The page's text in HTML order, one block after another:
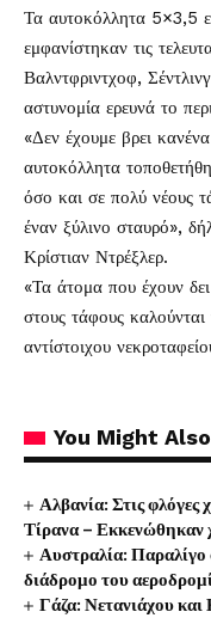
Τα αυτοκόλλητα 5×3,5
εμφανίστηκαν τις
Βαλντφριντχοφ,
αστυνομία ερευνά το
«Δεν έχουμε βρει
αυτοκόλλητα
όσο και σε πολύ νέους
έναν ξύλινο σταυρό»,
Κρίστιαν Ντρέξλερ.
«Τα άτομα που έχουν
στους τάφους
αντίστοιχου
You Might
Αλβανία: Στις φλόγες
Τίρανα – Εκκενώθηκαν
Αυστραλία:
διάδρομο του
Γάζα: Νετανιάχου και